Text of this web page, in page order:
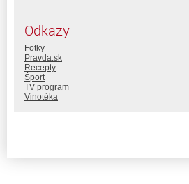
Odkazy
Fotky
Pravda.sk
Recepty
Šport
TV program
Vinotéka